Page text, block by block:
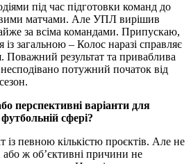
під час підготовки команд до
матчами. Але УПЛ вирішив
за всіма командами. Припускаю,
загальною – Колос наразі справляє
результат та приваблива
потужний початок від
перспективні варіанти для
сфері?
із певною кількістю проєктів. Але не
або ж об’єктивні причини не